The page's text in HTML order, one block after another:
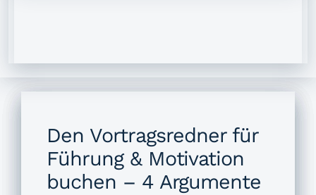
Den Vortragsredner für
Führung & Motivation
buchen – 4 Argumente